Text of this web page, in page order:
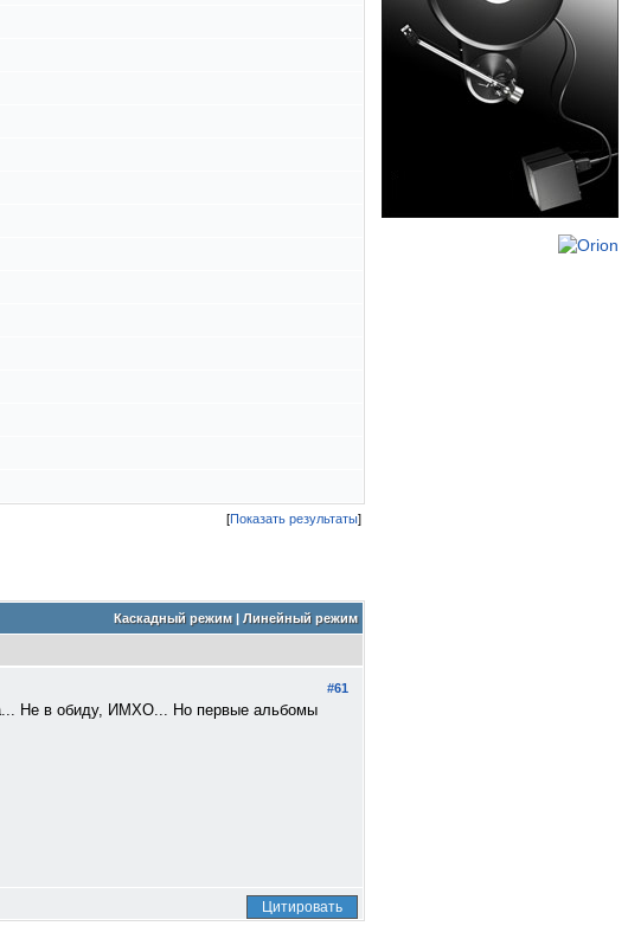
[Показать результаты]
Каскадный режим| Линейный режим
#61
Не в обиду, ИМХО... Но первые альбомы
Цитировать